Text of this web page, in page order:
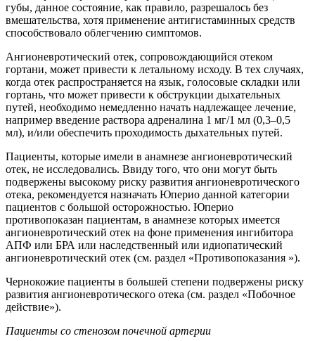
губы, данное состояние, как правило, разрешалось без
вмешательства, хотя применение антигистаминных средств
способствовало облегчению симптомов.
Ангионевротический отек, сопровождающийся отеком
гортани, может привести к летальному исходу. В тех случаях,
когда отек распространяется на язык, голосовые складки или
гортань, что может привести к обструкции дыхательных
путей, необходимо немедленно начать надлежащее лечение,
например введение раствора адреналина 1 мг/1 мл (0,3–0,5
мл), и/или обеспечить проходимость дыхательных путей.
Пациенты, которые имели в анамнезе ангионевротический
отек, не исследовались. Ввиду того, что они могут быть
подвержены высокому риску развития ангионевротического
отека, рекомендуется назначать Юперио данной категории
пациентов с большой осторожностью. Юперио
противопоказан пациентам, в анамнезе которых имеется
ангионевротический отек на фоне применения ингибитора
АПФ или БРА или наследственный или идиопатический
ангионевротический отек (см. раздел «Противопоказания »).
Чернокожие пациенты в большей степени подвержены риску
развития ангионевротического отека (см. раздел «Побочное
действие»).
Пациенты со стенозом почечной артерии